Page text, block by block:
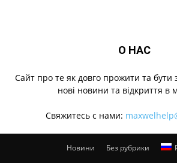
О НАС
Cайт про те як довго прожити та
нові новини та відкриття в
Свяжитесь с нами:
Новини Без рубрики